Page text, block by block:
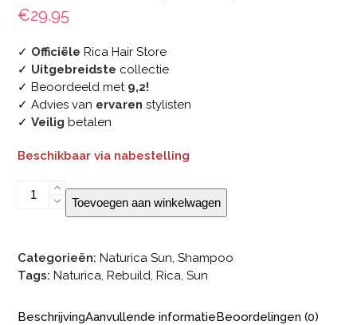
€29.95
✓ Officiële Rica Hair Store
✓ Uitgebreidste collectie
✓ Beoordeeld met 9,2!
✓ Advies van ervaren stylisten
✓Veilig betalen
Beschikbaar via nabestelling
Rica
Repair
Mask
Toevoegen aan winkelwagen
Categorieën: Naturica Sun ,Shampoo
Tags: Naturica ,Rebuild ,Rica ,Sun
BeschrijvingAanvullende informatieBeoordelingen (0)